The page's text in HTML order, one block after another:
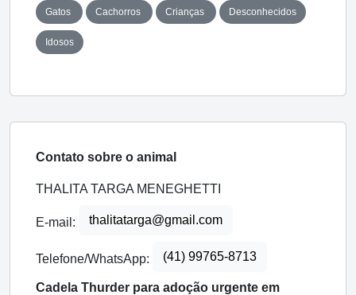
Gatos Cachorros Crianças Desconhecidos
Idosos
Contato sobre o animal
THALITA TARGA MENEGHETTI
E-mail: thalitatarga@gmail.com
Telefone/WhatsApp: (41) 99765-8713
Cadela Thurder para adoção urgente em